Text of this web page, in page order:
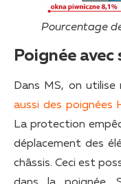
Pourcentage
Poignée
Dans MS, on utilise
aussi des poignées
La protection
déplacement des
châssis. Ceci est